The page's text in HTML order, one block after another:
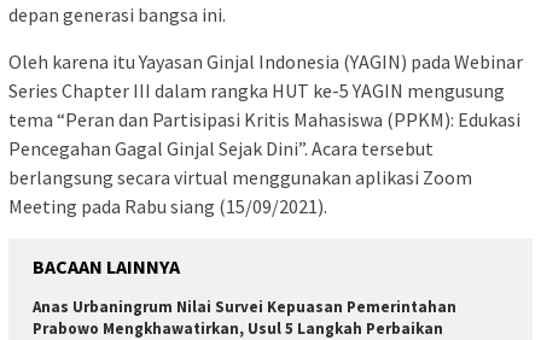
depan generasi bangsa ini.
Oleh karena itu Yayasan Ginjal Indonesia (YAGIN) pada Webinar
Series Chapter III dalam rangka HUT ke-5 YAGIN mengusung
tema “Peran dan Partisipasi Kritis Mahasiswa (PPKM): Edukasi
Pencegahan Gagal Ginjal Sejak Dini”. Acara tersebut
berlangsung secara virtual menggunakan aplikasi Zoom
Meeting pada Rabu siang (15/09/2021).
BACAAN LAINNYA
Anas Urbaningrum Nilai Survei Kepuasan Pemerintahan
Prabowo Mengkhawatirkan, Usul 5 Langkah Perbaikan